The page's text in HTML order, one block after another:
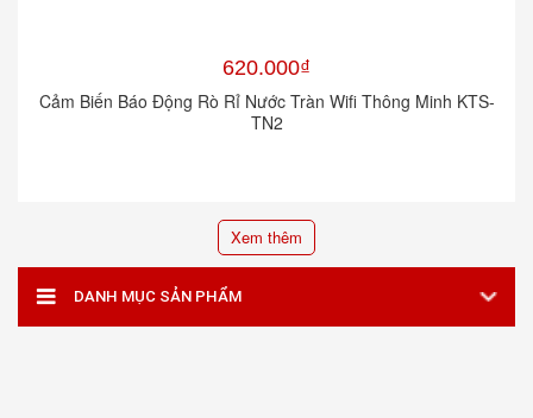
620.000₫
Cảm Biến Báo Động Rò Rỉ Nước Tràn Wifi Thông Minh KTS-
TN2
Xem thêm
DANH MỤC SẢN PHẨM